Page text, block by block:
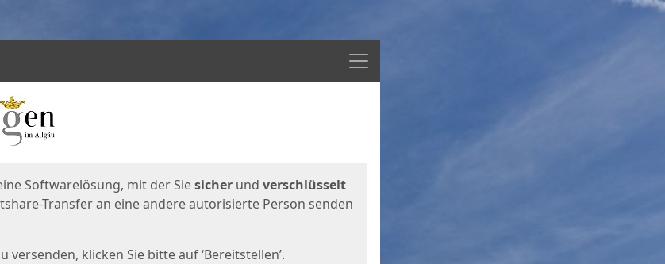
Menü
Softwarelösung, mit der Siesicher und verschlüsselt
Transfer an eine andere autorisierte Person senden
versenden, klicken Sie bitte auf ‘Bereitstellen’.